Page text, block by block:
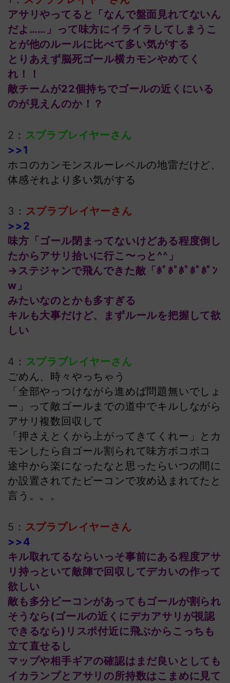
アサリやってると「なんで盤面見れてないん
だよ……」って味方にイライラしてしまうこ
とが他のルールに比べて多い気がする
とりあえず脳死ゴール横カモンやめてく
れ！！
敵チームが22個持ちでゴールの近くにいる
のが見えんのか！？
2： スプラプレイヤーさん
>>1
ホコのカンモンスルーレベルの地雷だけど、
体感それより多い気がする
3： スプラプレイヤーさん
>>2
味方「ゴール閉まってないけどある程度倒し
たからアサリ拾いに行こ〜っと^^」
→ステジャンで飛んできた敵「ﾎﾟﾎﾟﾎﾟﾎﾟﾎﾟﾝ
w」
みたいなのとかも多すぎる
キルも大事だけど、まずルールを把握して欲
しい
4： スプラプレイヤーさん
ごめん、時々やっちゃう
「全部やっつけながら進めば問題無いでしょ
ー」って敵ゴールまでの道中でキルしながら
アサリ複数回収して
「押さえとくから上がってきてくれー」とカ
モンしたら自ゴール割られて味方ボコボコ
途中から楽になったなと思ったらいつの間に
か設置されてたビーコンで攻め込まれてたと
言う。。。
5： スプラプレイヤーさん
>>4
キル取れてるならいっそ事前にある程度アサ
リ持っといて敵陣で回収してデカいの作って
欲しい
敵も多分ビーコンがあってもゴールが割られ
そうなら(ゴールの近くにデカアサリが視認
できるなら)リスポ付近に飛ぶからこっちも
立て直せるし
マップや相手ギアの確認はまだ良いとしても
イカランプとアサリの所持数はこまめに見て